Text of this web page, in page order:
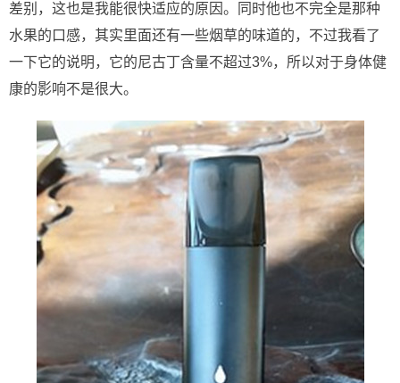
差别，这也是我能很快适应的原因。同时他也不完全是那种
水果的口感，其实里面还有一些烟草的味道的，不过我看了
一下它的说明，它的尼古丁含量不超过3%，所以对于身体健
康的影响不是很大。